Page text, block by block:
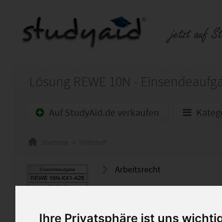
Ihre Privatsphäre ist uns
Auf StudyAid.de verkaufen
Startseite Wirtschaft
Arbeitsrecht
gepr. Immobilienmakler ILS